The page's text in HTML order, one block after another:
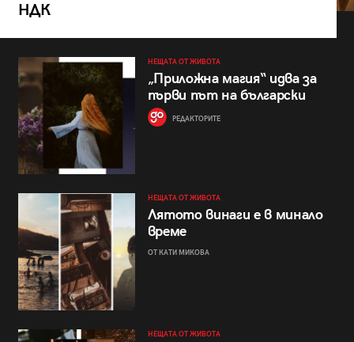
НДК
НЕЩАТА ОТ ЖИВОТА
„Приложна магия“ идва за
първи път на български
РЕДАКТОРИТЕ
НЕЩАТА ОТ ЖИВОТА
Лятото винаги е в минало
време
ОТ КАТИ МИКОВА
НЕЩАТА ОТ ЖИВОТА